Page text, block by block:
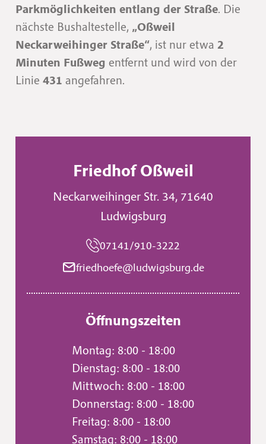
Parkmöglichkeiten entlang der Straße. Die
nächste Bushaltestelle, „Oßweil
Neckarweihinger Straße“, ist nur etwa 2
Minuten Fußweg entfernt und wird von der
Linie 431 angefahren.
Friedhof Oßweil
Neckarweihinger Str. 34, 71640
Ludwigsburg
07141/910-3222
friedhoefe@ludwigsburg.de
Öffnungszeiten
Montag: 8:00 - 18:00
Dienstag: 8:00 - 18:00
Mittwoch: 8:00 - 18:00
Donnerstag: 8:00 - 18:00
Freitag: 8:00 - 18:00
Samstag: 8:00 - 18:00